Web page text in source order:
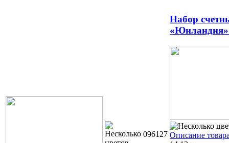
096127
Набор
«Юнландия»
Описание